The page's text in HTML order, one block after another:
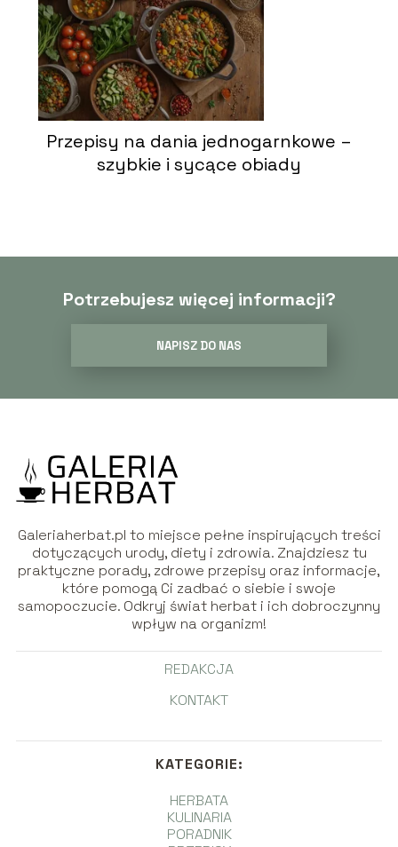
Przepisy na dania jednogarnkowe –
szybkie i sycące obiady
Potrzebujesz więcej informacji?
NAPISZ DO NAS
Galeriaherbat.pl to miejsce pełne inspirujących treści
dotyczących urody, diety i zdrowia. Znajdziesz tu
praktyczne porady, zdrowe przepisy oraz informacje,
które pomogą Ci zadbać o siebie i swoje
samopoczucie. Odkryj świat herbat i ich dobroczynny
wpływ na organizm!
REDAKCJA
KONTAKT
KATEGORIE:
HERBATA
KULINARIA
PORADNIK